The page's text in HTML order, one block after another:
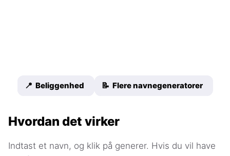
📍 Beliggenhed 📝 Flere navnegeneratorer
Hvordan det virker
Indtast et navn, og klik på generer. Hvis du vil have